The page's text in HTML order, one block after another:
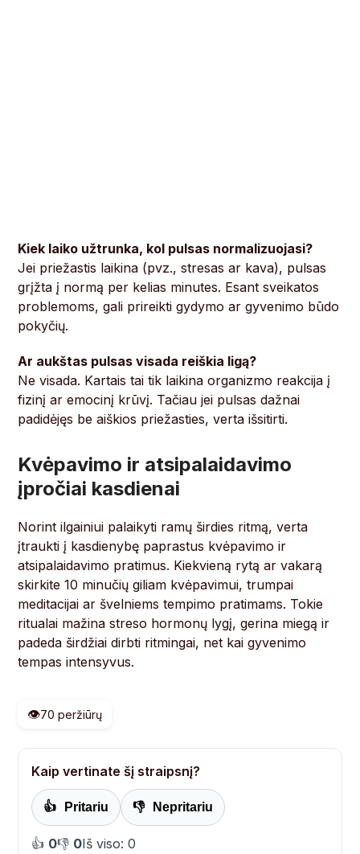
Kiek laiko užtrunka, kol pulsas normalizuojasi?
Jei priežastis laikina (pvz., stresas ar kava), pulsas
grįžta į normą per kelias minutes. Esant sveikatos
problemoms, gali prireikti gydymo ar gyvenimo būdo
pokyčių.
Ar aukštas pulsas visada reiškia ligą?
Ne visada. Kartais tai tik laikina organizmo reakcija į
fizinį ar emocinį krūvį. Tačiau jei pulsas dažnai
padidėjęs be aiškios priežasties, verta išsitirti.
Kvėpavimo ir atsipalaidavimo
įpročiai kasdienai
Norint ilgainiui palaikyti ramų širdies ritmą, verta
įtraukti į kasdienybę paprastus kvėpavimo ir
atsipalaidavimo pratimus. Kiekvieną rytą ar vakarą
skirkite 10 minučių giliam kvėpavimui, trumpai
meditacijai ar švelniems tempimo pratimams. Tokie
ritualai mažina streso hormonų lygį, gerina miegą ir
padeda širdžiai dirbti ritmingai, net kai gyvenimo
tempas intensyvus.
👁️70 peržiūrų
Kaip vertinate šį straipsnį?
👍 Pritariu 👎 Nepritariu
👍 0👎 0Iš viso: 0